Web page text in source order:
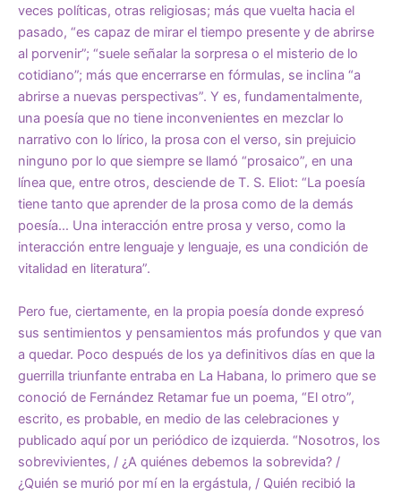
veces políticas, otras religiosas; más que vuelta hacia el
pasado, “es capaz de mirar el tiempo presente y de abrirse
al porvenir”; “suele señalar la sorpresa o el misterio de lo
cotidiano”; más que encerrarse en fórmulas, se inclina “a
abrirse a nuevas perspectivas”. Y es, fundamentalmente,
una poesía que no tiene inconvenientes en mezclar lo
narrativo con lo lírico, la prosa con el verso, sin prejuicio
ninguno por lo que siempre se llamó “prosaico”, en una
línea que, entre otros, desciende de T. S. Eliot: “La poesía
tiene tanto que aprender de la prosa como de la demás
poesía… Una interacción entre prosa y verso, como la
interacción entre lenguaje y lenguaje, es una condición de
vitalidad en literatura”.
Pero fue, ciertamente, en la propia poesía donde expresó
sus sentimientos y pensamientos más profundos y que van
a quedar. Poco después de los ya definitivos días en que la
guerrilla triunfante entraba en La Habana, lo primero que se
conoció de Fernández Retamar fue un poema, “El otro”,
escrito, es probable, en medio de las celebraciones y
publicado aquí por un periódico de izquierda. “Nosotros, los
sobrevivientes, / ¿A quiénes debemos la sobrevida? /
¿Quién se murió por mí en la ergástula, / Quién recibió la